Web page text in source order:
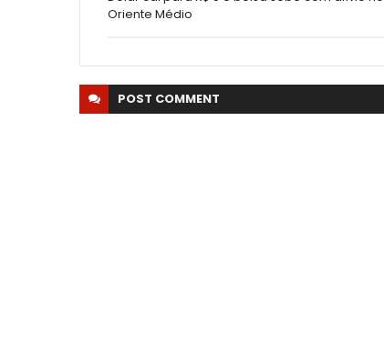
Oriente Médio
POST COMMENT